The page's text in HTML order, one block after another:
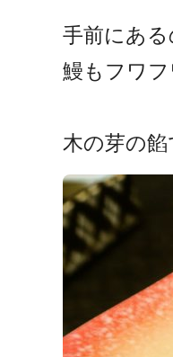
手前にある
鰻もフワフ
木の芽の